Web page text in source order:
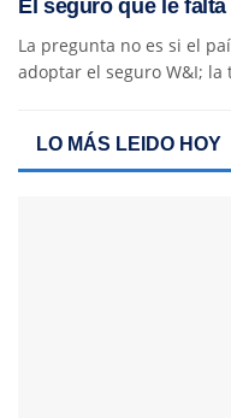
El seguro que le
La pregunta no es si el
adoptar el seguro W&I; la
LO MÁS LEIDO HOY